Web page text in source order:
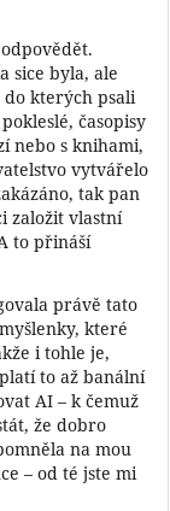
sice byla, ale
do kterých psali
časopisy
nebo s knihami,
vytvářelo
tak pan
založit vlastní
to přináší
právě tato
které
i tohle je,
to až banální
AI – k čemuž
že dobro
na mou
– od té jste mi